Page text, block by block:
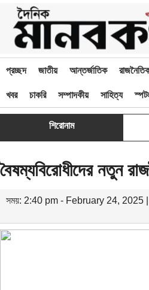
প্রচ্ছদ জাতীয় আন্তর্জাতিক
খবর চাকরি সম্পাদকীয় সাহিত্য
শিরোনাম
বৈষম্যবিরোধীদের নতুন
সময়: 2:40 pm - February 24, 2025 |